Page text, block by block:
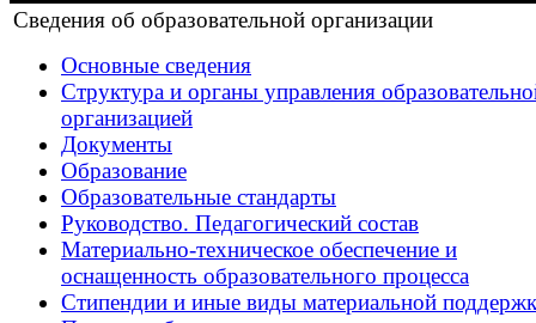
Сведения об образовательной организации
Основные сведения
Структура и органы управления
организацией
Документы
Образование
Образовательные стандарты
Руководство. Педагогический состав
Материально-техническое обеспечение и
оснащенность образовательного процесса
Стипендии и иные виды материальной